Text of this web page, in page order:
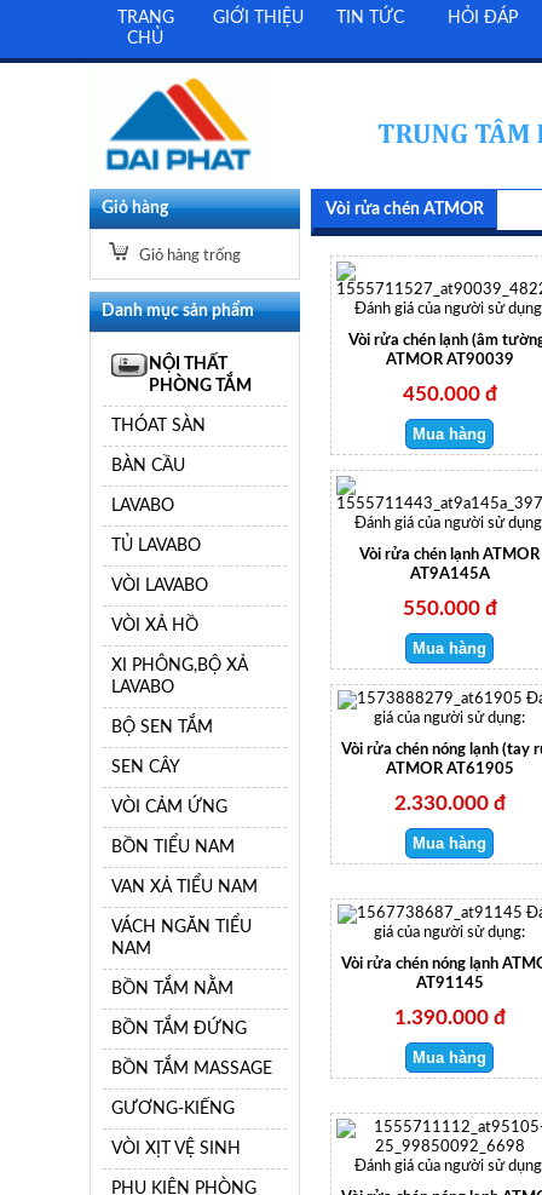
TRANG
CHỦ
GIỚI THIỆU TIN TỨC HỎI ĐÁP
Giỏ hàng
Giỏ hàng trống
Danh mục sản phẩm
NỘI THẤT
PHÒNG TẮM
THÓAT SÀN
BÀN CẦU
LAVABO
TỦ LAVABO
VÒI LAVABO
VÒI XẢ HỒ
XI PHÔNG,BỘ XẢ
LAVABO
BỘ SEN TẮM
SEN CÂY
VÒI CẢM ỨNG
BỒN TIỂU NAM
VAN XẢ TIỂU NAM
VÁCH NGĂN TIỂU
NAM
BỒN TẮM NẰM
BỒN TẮM ĐỨNG
BỒN TẮM MASSAGE
GƯƠNG-KIẾNG
VÒI XỊT VỆ SINH
PHỤ KIỆN PHÒNG
Vòi rửa chén ATMOR
Đánh giá của người sử
Vòi rửa chén lạnh (âm
ATMOR AT90039
450.000 đ
Đánh giá của người sử
Vòi rửa chén lạnh ATMOR
AT9A145A
550.000 đ
giá của người sử dụng:
Vòi rửa chén nóng lạnh (tay
ATMOR AT61905
2.330.000 đ
giá của người sử dụng:
Vòi rửa chén nóng lạnh
AT91145
1.390.000 đ
Đánh giá của người sử